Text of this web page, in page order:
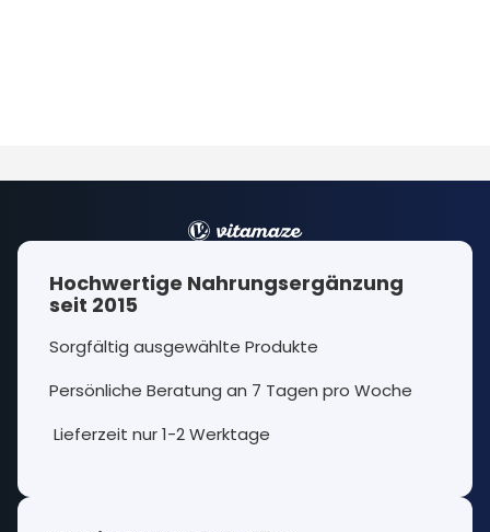
Hochwertige Nahrungsergänzung
seit 2015
Sorgfältig ausgewählte Produkte
Persönliche Beratung an 7 Tagen pro Woche
Lieferzeit nur 1-2 Werktage